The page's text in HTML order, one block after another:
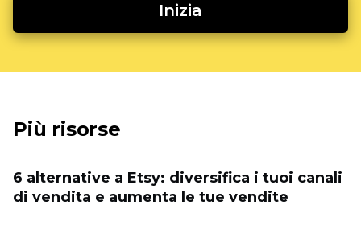
Inizia
Più risorse
6 alternative a Etsy: diversifica i tuoi canali
di vendita e aumenta le tue vendite